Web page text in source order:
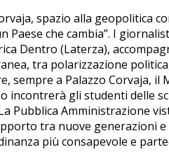
spazio alla geopolitica
Paese che cambia”. I
Dentro (Laterza),
tra polarizzazione
sempre a Palazzo Corvaja, il
incontrerà gli studenti delle
Pubblica Amministrazione
tra nuove generazioni
più consapevole e